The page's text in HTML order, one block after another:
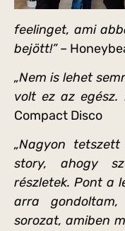
feelinget, ami
bejött!”–
„Nem is lehet
volt ez az egész.
Compact Disco
„Nagyon
story, ahogy
részletek. Pont a
arra
sorozat, amiben